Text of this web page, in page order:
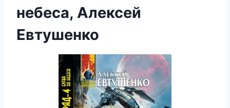
небеса, Алексей
Евтушенко